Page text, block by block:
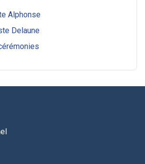
Alphonse
Delaune